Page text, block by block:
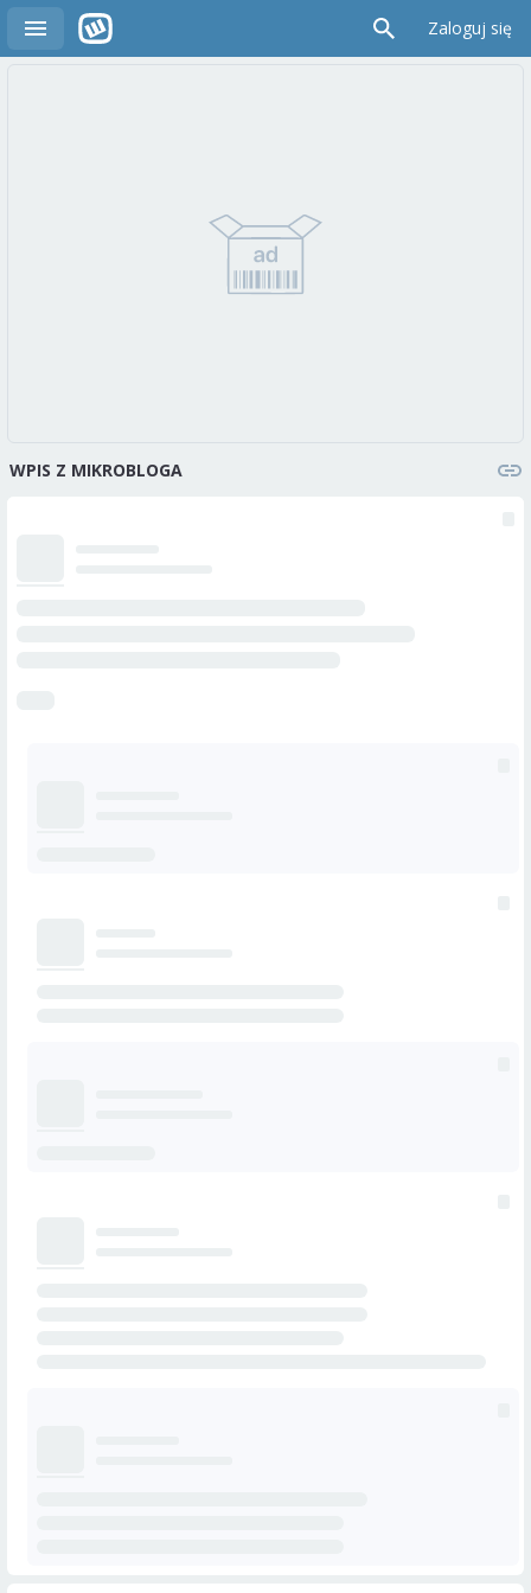
Zaloguj się
WPIS Z MIKROBLOGA